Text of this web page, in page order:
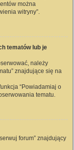
można
witryny”.
tematów lub je
należy
znajdujące się na
“Powiadamiaj o
tematu.
forum” znajdujący